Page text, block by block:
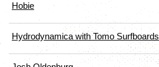
Hobie
Hydrodynamica with Tomo Surfboards